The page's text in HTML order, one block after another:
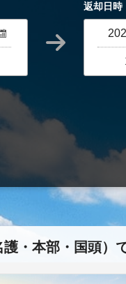
返却日時
・本部・国頭）